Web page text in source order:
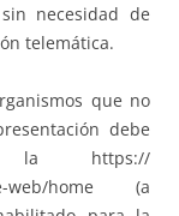
necesidad de
telemática.
que no
debe
https://
web/home (a